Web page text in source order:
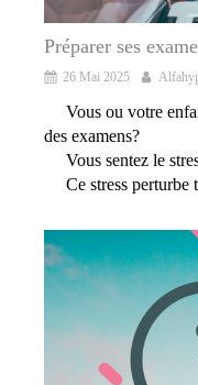
Préparer ses
26 Mai 2025
Vous ou votre
des examens?
Vous sentez le
Ce stress perturbe